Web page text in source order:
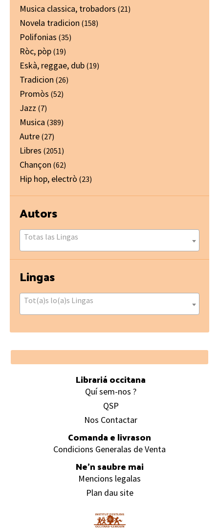
Musica classica, trobadors (21)
Novela tradicion (158)
Polifonias (35)
Ròc, pòp (19)
Eskà, reggae, dub (19)
Tradicion (26)
Promòs (52)
Jazz (7)
Musica (389)
Autre (27)
Libres (2051)
Chançon (62)
Hip hop, electrò (23)
Autors
Totas las Lingas
Lingas
Tot(a)s lo(a)s Lingas
Footer
Librariá occitana
Quí sem-nos ?
QSP
Nos Contactar
Comanda e livrason
Condicions Generalas de Venta
Ne’n saubre mai
Mencions legalas
Plan dau site